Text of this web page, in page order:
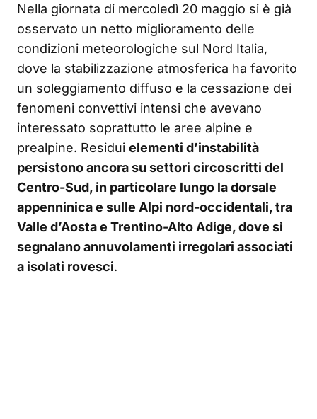
Nella giornata di mercoledì 20 maggio si è già
osservato un netto miglioramento delle
condizioni meteorologiche sul Nord Italia,
dove la stabilizzazione atmosferica ha favorito
un soleggiamento diffuso e la cessazione dei
fenomeni convettivi intensi che avevano
interessato soprattutto le aree alpine e
prealpine. Residui elementi d’instabilità
persistono ancora su settori circoscritti del
Centro-Sud, in particolare lungo la dorsale
appenninica e sulle Alpi nord-occidentali, tra
Valle d’Aosta e Trentino-Alto Adige, dove si
segnalano annuvolamenti irregolari associati
a isolati rovesci.